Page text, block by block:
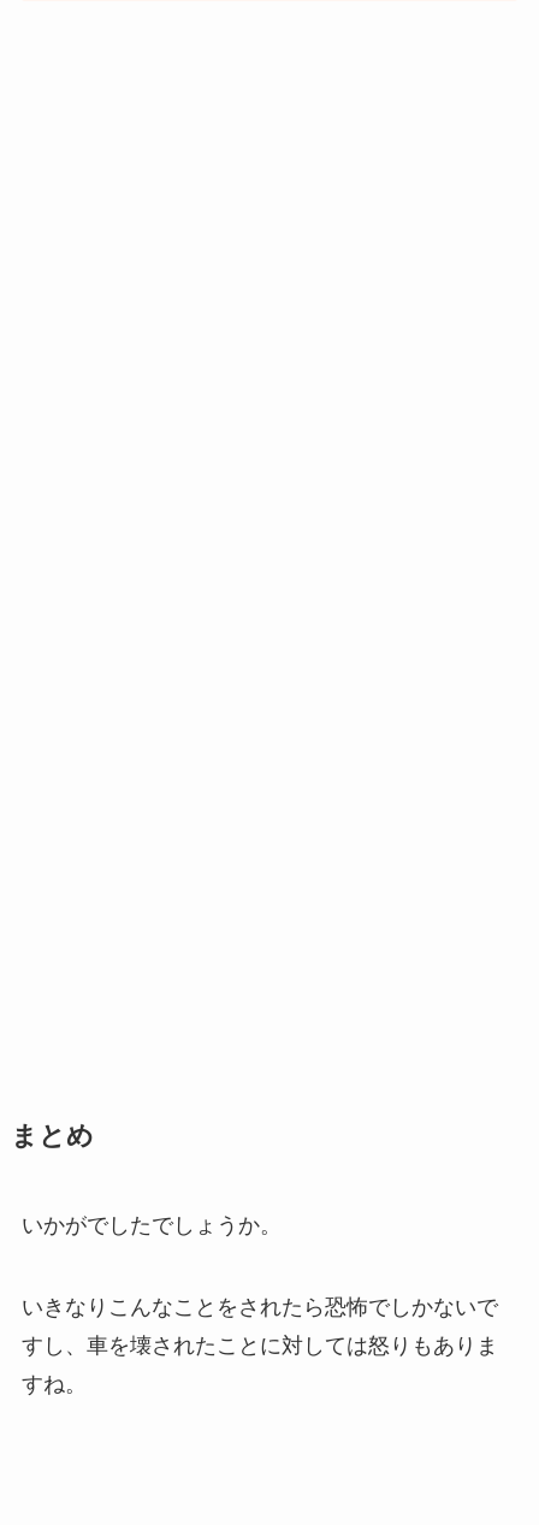
まとめ
いかがでしたでしょうか。
いきなりこんなことをされたら恐怖でしかないで
すし、車を壊されたことに対しては怒りもありま
すね。